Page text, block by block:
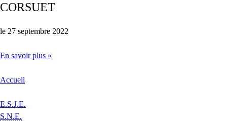
CORSUET
le 27 septembre 2022
En savoir plus »
Accueil
E.S.J.E.
S.N.E.